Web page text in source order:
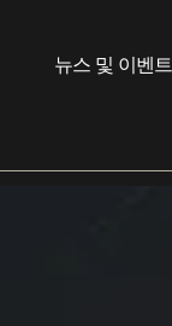
뉴스 및 이벤트